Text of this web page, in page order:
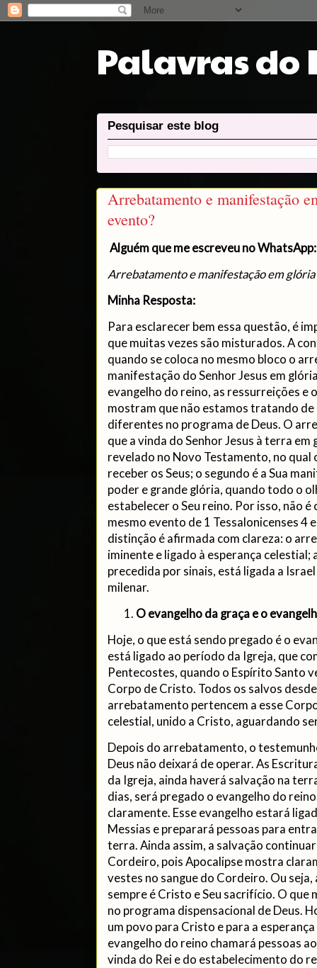
Palavras do
Pesquisar este blog
Arrebatamento e manifestação
evento?
Alguém que me escreveu no WhatsApp:
Arrebatamento e manifestação em glória
Minha Resposta:
Para esclarecer bem essa questão, é
que muitas vezes são misturados. A
quando se coloca no mesmo bloco o
manifestação do Senhor Jesus em
evangelho do reino, as ressurreições e
mostram que não estamos tratando de
diferentes no programa de Deus. O
que a vinda do Senhor Jesus à terra
revelado no Novo Testamento, no qual
receber os Seus; o segundo é a Sua
poder e grande glória, quando todo o
estabelecer o Seu reino. Por isso, não
mesmo evento de 1 Tessalonicenses 4
distinção é afirmada com clareza: o
iminente e ligado à esperança
precedida por sinais, está ligada a
milenar.
O evangelho da graça e o
Hoje, o que está sendo pregado é o
está ligado ao período da Igreja, que
Pentecostes, quando o Espírito Santo
Corpo de Cristo. Todos os salvos
arrebatamento pertencem a esse
celestial, unido a Cristo, aguardando
Depois do arrebatamento, o
Deus não deixará de operar. As
da Igreja, ainda haverá salvação na
dias, será pregado o evangelho do
claramente. Esse evangelho estará
Messias e preparará pessoas para
terra. Ainda assim, a salvação
Cordeiro, pois Apocalipse mostra
vestes no sangue do Cordeiro. Ou seja,
sempre é Cristo e Seu sacrifício. O que
no programa dispensacional de Deus.
um povo para Cristo e para a
evangelho do reino chamará pessoas
vinda do Rei e do estabelecimento do